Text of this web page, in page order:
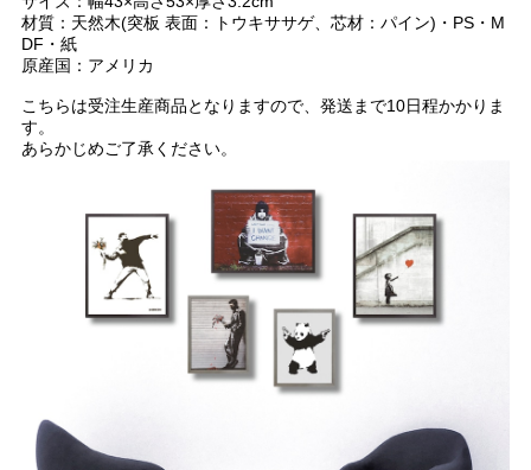
材質：天然木(突板 表面：トウキササゲ、芯材：パイン)・PS・M
DF・紙
原産国：アメリカ
こちらは受注生産商品となりますので、発送まで10日程かかりま
す。
あらかじめご了承ください。